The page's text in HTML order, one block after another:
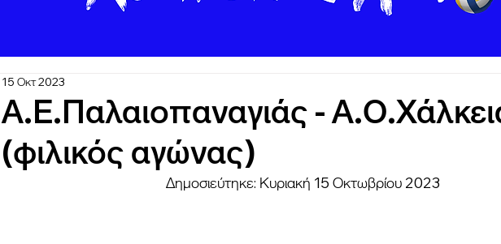
Α.Ε.Παλαιοπαναγιάς -
(φιλικός αγώνας)
15 Οκτ 2023
Δημοσιεύτηκε: Κυριακή 15 Οκτωβρίου 2023